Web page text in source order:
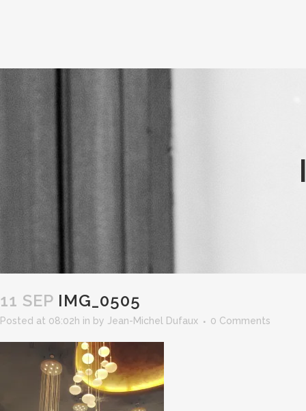
11 SEP IMG_0505
Posted at 08:02h in by Jean-Michel Dufaux 0 Comments